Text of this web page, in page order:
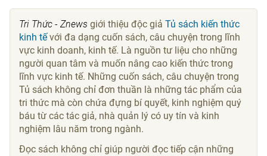
Tri Thức - Znews giới thiệu độc giảTủ sách kiến thức
kinh tếvới đa dạng cuốn sách, câu chuyện trong lĩnh
vực kinh doanh, kinh tế. Là nguồn tư liệu cho những
người quan tâm và muốn nâng cao kiến thức trong
lĩnh vực kinh tế. Những cuốn sách, câu chuyện trong
Tủ sách không chỉ đơn thuần là những tác phẩm của
tri thức mà còn chứa đựng bí quyết, kinh nghiệm quý
báu từ các tác giả, nhà quản lý có uy tín và kinh
nghiệm lâu năm trong ngành.
Đọc sách không chỉ giúp người đọc tiếp cận những